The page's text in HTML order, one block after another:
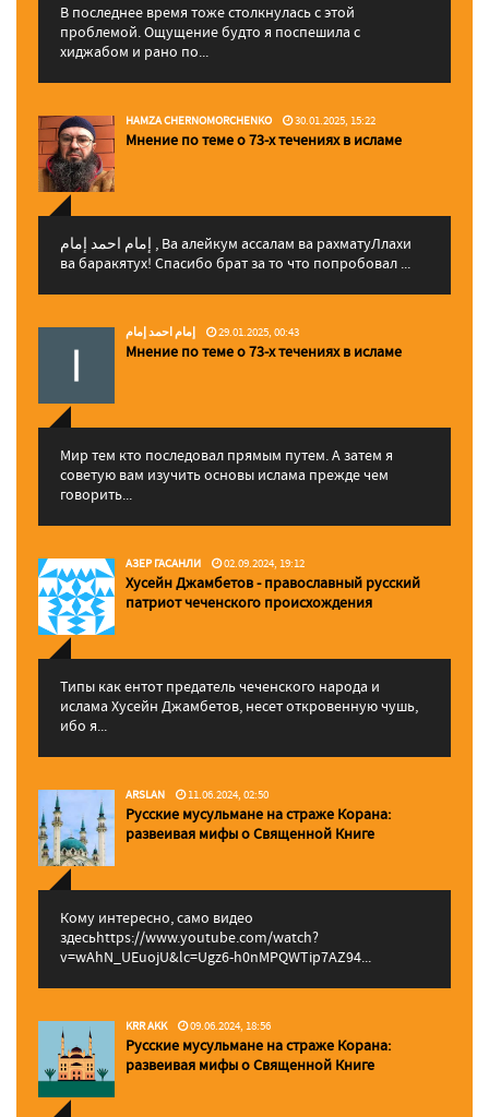
В последнее время тоже столкнулась с этой
проблемой. Ощущение будто я поспешила с
хиджабом и рано по...
HAMZA CHERNOMORCHENKO 30.01.2025, 15:22
Мнение по теме о 73-х течениях в исламе
إمام احمد إمام , Ва алейкум ассалам ва рахматуЛлахи
ва баракятух! Спасибо брат за то что попробовал ...
إمام احمد إمام 29.01.2025, 00:43
Мнение по теме о 73-х течениях в исламе
Мир тем кто последовал прямым путем. А затем я
советую вам изучить основы ислама прежде чем
говорить...
АЗЕР ГАСАНЛИ 02.09.2024, 19:12
Хусейн Джамбетов - православный русский
патриот чеченского происхождения
Типы как ентот предатель чеченского народа и
ислама Хусейн Джамбетов, несет откровенную чушь,
ибо я...
ARSLAN 11.06.2024, 02:50
Русские мусульмане на страже Корана:
pазвеивая мифы о Священной Книге
Кому интересно, само видео
здесьhttps://www.youtube.com/watch?
v=wAhN_UEuojU&lc=Ugz6-h0nMPQWTip7AZ94...
KRR AKK 09.06.2024, 18:56
Русские мусульмане на страже Корана:
pазвеивая мифы о Священной Книге